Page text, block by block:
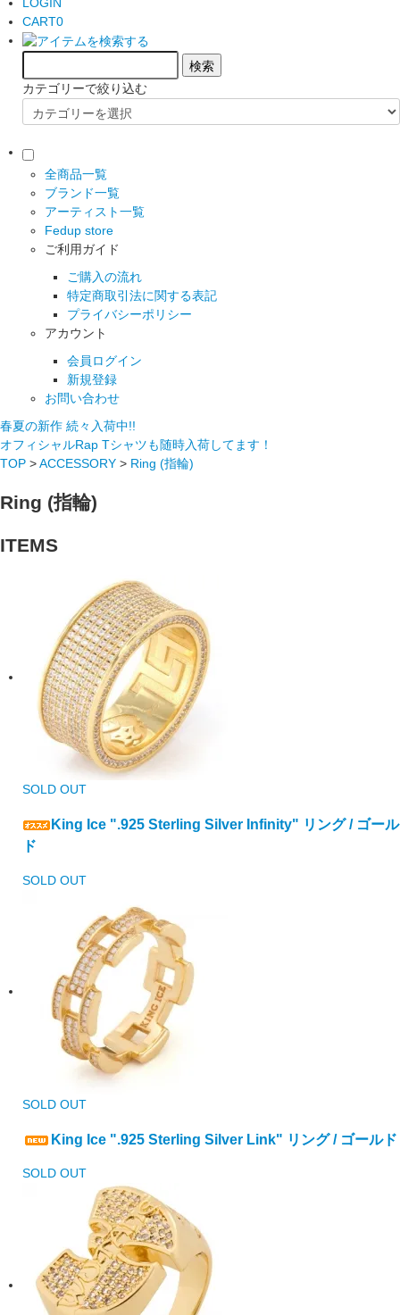
CART0
カテゴリーで絞り込む
全商品一覧
ブランド一覧
アーティスト一覧
Fedup store
ご利用ガイド
ご購入の流れ
特定商取引法に関する表記
プライバシーポリシー
アカウント
会員ログイン
新規登録
お問い合わせ
春夏の新作 続々入荷中!!
オフィシャルRap Tシャツも随時入荷してます！
TOP >ACCESSORY > Ring (指輪)
Ring (指輪)
ITEMS
SOLD OUT
King Ice ".925 Sterling Silver Infinity" リング / ゴール
ド
SOLD OUT
SOLD OUT
King Ice ".925 Sterling Silver Link" リング / ゴールド
SOLD OUT